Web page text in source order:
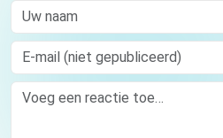
Uw naam
E-mail (niet gepubliceerd)
Comment